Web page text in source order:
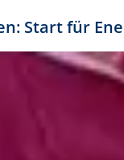
Start für